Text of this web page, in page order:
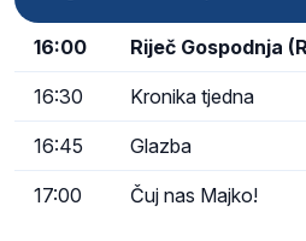
16:00 Riječ Gospodnja
16:30 Kronika tjedna
16:45 Glazba
17:00 Čuj nas Majko!